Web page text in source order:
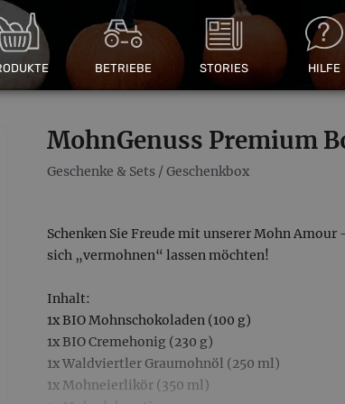
BETRIEBE STORIES HILFE
MohnGenuss Premium
Geschenke & Sets / Geschenkbox
Schenken Sie Freude mit unserer Mohn
sich „vermohnen“ lassen möchten!
Inhalt:
1x BIO Mohnschokoladen (100 g)
1x BIO Cremehonig (230 g)
1x Waldviertler Graumohnöl (250 ml)
1x Mohneierlikör (350 ml)